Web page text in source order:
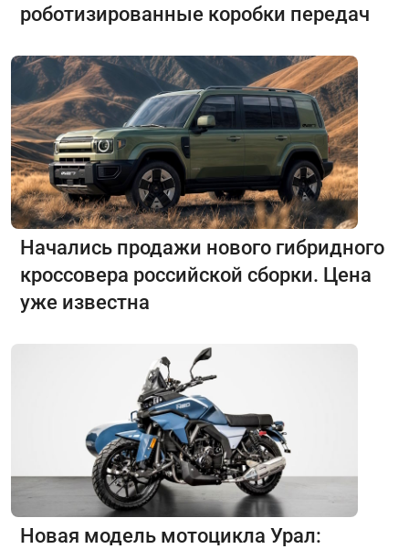
роботизированные коробки передач
Начались продажи нового гибридного
кроссовера российской сборки. Цена
уже известна
Новая модель мотоцикла Урал: